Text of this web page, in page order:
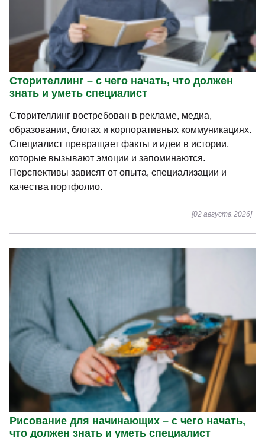
Сторителлинг – с чего начать, что должен
знать и уметь специалист
Сторителлинг востребован в рекламе, медиа,
образовании, блогах и корпоративных коммуникациях.
Специалист превращает факты и идеи в истории,
которые вызывают эмоции и запоминаются.
Перспективы зависят от опыта, специализации и
качества портфолио.
[02 августа 2026]
Рисование для начинающих – с чего начать,
что должен знать и уметь специалист